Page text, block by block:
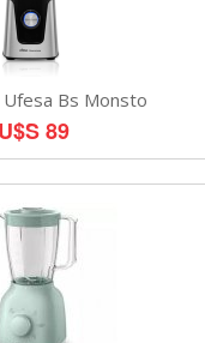
Ufesa Bs Monsto
U$S 89